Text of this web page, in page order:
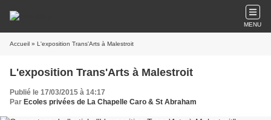
MENU
Accueil » L'exposition Trans'Arts à Malestroit
L'exposition Trans'Arts à Malestroit
Publié le 17/03/2015 à 14:17
Par Ecoles privées de La Chapelle Caro & St Abraham